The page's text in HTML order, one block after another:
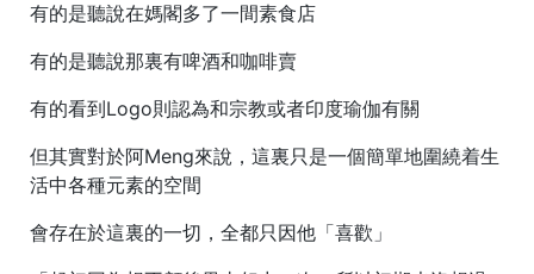
有的是聽說在媽閣多了一間素食店
有的是聽說那裏有啤酒和咖啡賣
有的看到Logo則認為和宗教或者印度瑜伽有關
但其實對於阿Meng來說，這裏只是一個簡單地圍繞着生
活中各種元素的空間
會存在於這裏的一切，全都只因他「喜歡」